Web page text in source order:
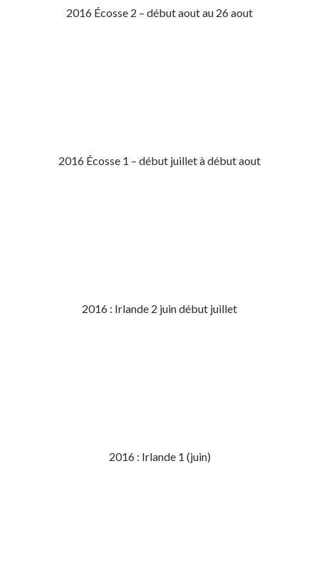
2016 Écosse 2 – début aout au 26 aout
2016 Écosse 1 – début juillet à début aout
2016 : Irlande 2 juin début juillet
2016 : Irlande 1 (juin)